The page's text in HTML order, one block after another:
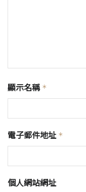
顯示名稱 *
電子郵件地址 *
個人網站網址